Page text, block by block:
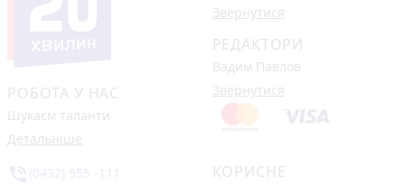
РОБОТА У НАС
Шукаєм таланти
Детальніше
Звернутися
РЕДАКТОРИ
Вадим Павлов
Звернутися
КОРИСНЕ